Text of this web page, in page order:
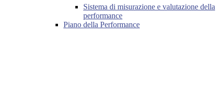
Sistema di misurazione e valutazione della
performance
Piano della Performance